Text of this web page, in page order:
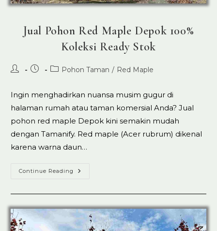
Jual Pohon Red Maple Depok 100%
Koleksi Ready Stok
Post Post PostPohon Taman / Red Maple
Ingin menghadirkan nuansa musim gugur di
halaman rumah atau taman komersial Anda? Jual
pohon red maple Depok kini semakin mudah
dengan Tamanify. Red maple (Acer rubrum) dikenal
karena warna daun…
Continue Reading Jual
Maple
100%
Koleksi
Ready
Stok